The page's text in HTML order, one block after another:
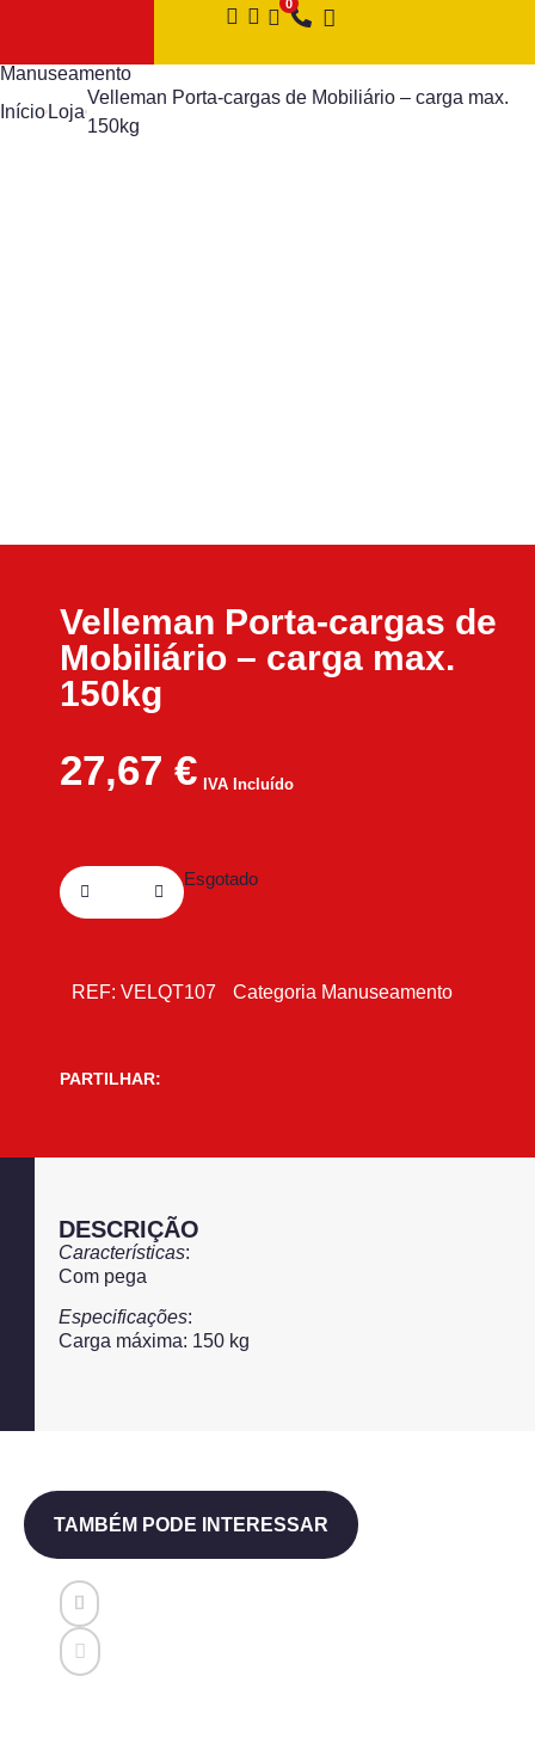
Manuseamento
Início Loja
Velleman Porta-cargas de Mobiliário – carga max.
150kg
Velleman Porta-cargas de
Mobiliário – carga max.
150kg
27,67 € IVA Incluído
Esgotado
REF: VELQT107 Categoria Manuseamento
PARTILHAR:
DESCRIÇÃO
Características:
Com pega
Especificações:
Carga máxima: 150 kg
TAMBÉM PODE INTERESSAR